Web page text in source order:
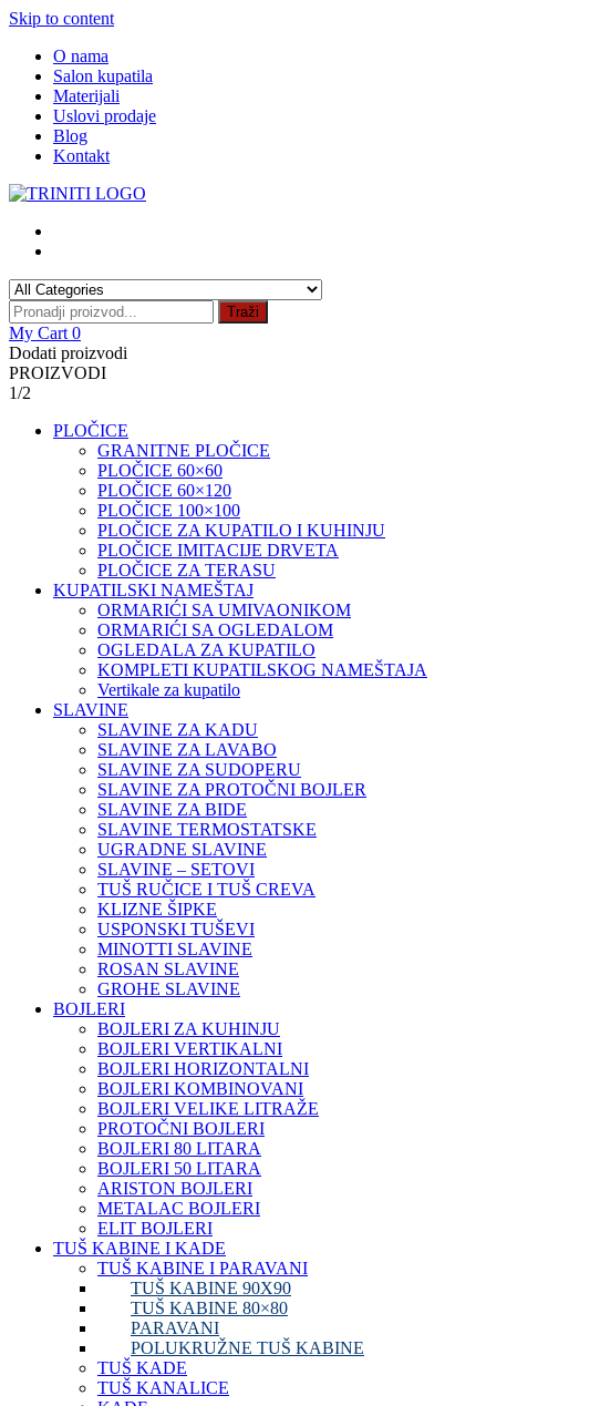
Skip to content
O nama
Salon kupatila
Materijali
Uslovi prodaje
Blog
Kontakt
Traži
My Cart 0
Dodati proizvodi
PROIZVODI
1/2
PLOČICE
GRANITNE PLOČICE
PLOČICE 60×60
PLOČICE 60×120
PLOČICE 100×100
PLOČICE ZA KUPATILO I KUHINJU
PLOČICE IMITACIJE DRVETA
PLOČICE ZA TERASU
KUPATILSKI NAMEŠTAJ
ORMARIĆI SA UMIVAONIKOM
ORMARIĆI SA OGLEDALOM
OGLEDALA ZA KUPATILO
KOMPLETI KUPATILSKOG NAMEŠTAJA
Vertikale za kupatilo
SLAVINE
SLAVINE ZA KADU
SLAVINE ZA LAVABO
SLAVINE ZA SUDOPERU
SLAVINE ZA PROTOČNI BOJLER
SLAVINE ZA BIDE
SLAVINE TERMOSTATSKE
UGRADNE SLAVINE
SLAVINE – SETOVI
TUŠ RUČICE I TUŠ CREVA
KLIZNE ŠIPKE
USPONSKI TUŠEVI
MINOTTI SLAVINE
ROSAN SLAVINE
GROHE SLAVINE
BOJLERI
BOJLERI ZA KUHINJU
BOJLERI VERTIKALNI
BOJLERI HORIZONTALNI
BOJLERI KOMBINOVANI
BOJLERI VELIKE LITRAŽE
PROTOČNI BOJLERI
BOJLERI 80 LITARA
BOJLERI 50 LITARA
ARISTON BOJLERI
METALAC BOJLERI
ELIT BOJLERI
TUŠ KABINE I KADE
TUŠ KABINE I PARAVANI
TUŠ KABINE 90X90
TUŠ KABINE 80×80
PARAVANI
POLUKRUŽNE TUŠ KABINE
TUŠ KADE
TUŠ KANALICE